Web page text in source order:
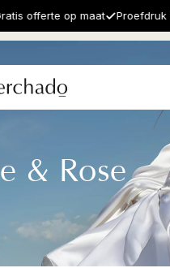
offerte op maat Proefdruk
& Rose